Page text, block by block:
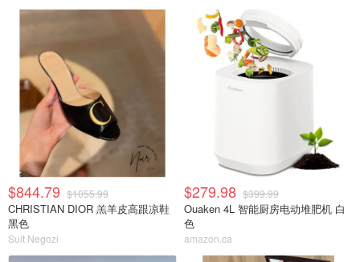
$844.79 $1055.99
CHRISTIAN DIOR 羔羊皮高跟凉鞋
黑色
Suit Negozi
$279.98 $399.99
Ouaken 4L 智能厨房电动堆肥机 白
色
amazon.ca